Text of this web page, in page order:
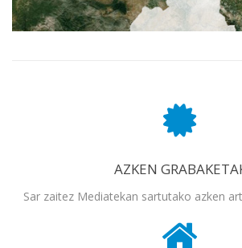
AZKEN
Sar zaitez Mediatekan sartutako azken